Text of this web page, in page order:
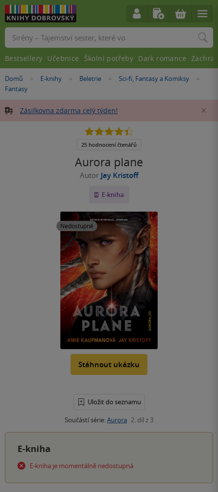
Nacházíte
se
Domů »
E-knihy »
Beletrie »
Sci-fi, Fantasy a Komiksy
Fantasy
Zásilkovna zdarma celý týden!
Aurora plane
Autor Jay Kristoff
E-kniha
Nedostupné
Stáhnout ukázku
Uložit do seznamu
Součástí série:Aurora 2. díl z 3
4.4
5
25 hodnocení čtenářů
E-kniha
E-kniha je momentálně nedostupná
Vyhledávání
Bestsellery Učebnice Školní potřeby Dark romance